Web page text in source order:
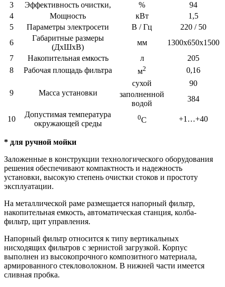
3
Эффективность очистки, %
94
4
Мощность кВт
1,5
5
Параметры электросети В / Гц
220 / 50
6
Габаритные размеры
(ДхШхВ)
мм
1300х650х1500
7
Накопительная емкость л
205
8
Рабочая площадь фильтра м2 0,16
9 Масса установки
сухой
90
заполненной
водой
384
10
Допустимая температура
окружающей среды
0С +1…+40
* для ручной мойки
Заложенные в конструкции технологического оборудования
решения обеспечивают компактность и надежность
установки, высокую степень очистки стоков и простоту
эксплуатации.
На металлической раме размещается напорный фильтр,
накопительная емкость, автоматическая станция, колба-
фильтр, щит управления.
Напорный фильтр относится к типу вертикальных
нисходящих фильтров с зернистой загрузкой. Корпус
выполнен из высокопрочного композитного материала,
армированного стекловолокном. В нижней части имеется
сливная пробка.